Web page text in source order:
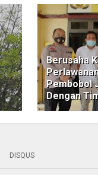
Berusaha
Pembobol
Dengan
DISQUS